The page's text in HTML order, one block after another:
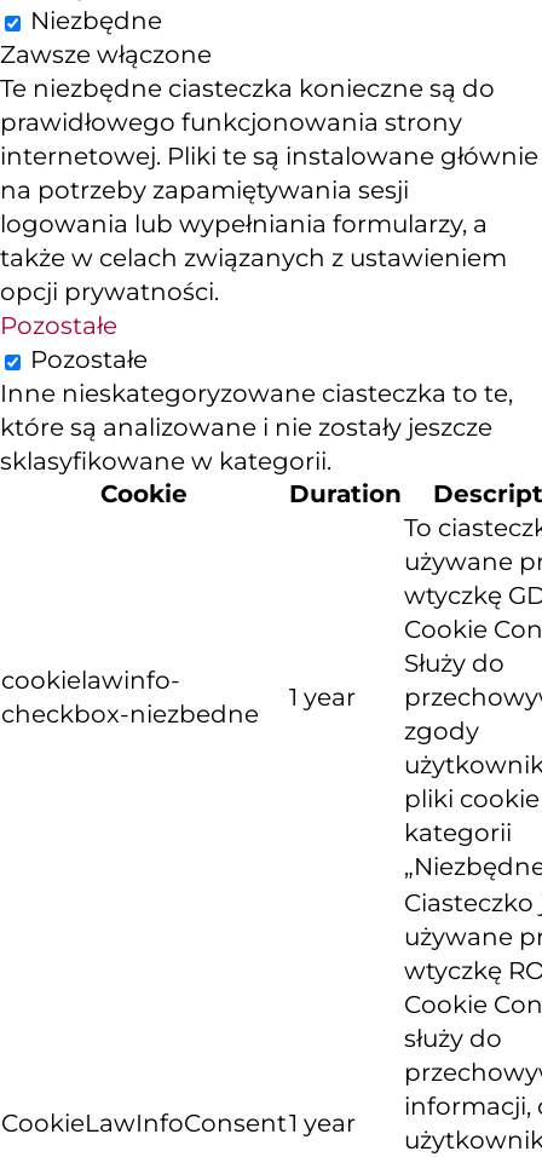
Niezbędne
Zawsze włączone
Te niezbędne ciasteczka konieczne są do
prawidłowego funkcjonowania strony
internetowej. Pliki te są instalowane głównie
na potrzeby zapamiętywania sesji
logowania lub wypełniania formularzy, a
także w celach związanych z ustawieniem
opcji prywatności.
Pozostałe
Pozostałe
Inne nieskategoryzowane ciasteczka to te,
które są analizowane i nie zostały jeszcze
sklasyfikowane w kategorii.
Cookie
Duration
cookielawinfo-
checkbox-niezbedne
1 year
To
używane
wtyczkę
Cookie
Służy do
zgody
pliki
kategorii
CookieLawInfoConsent1 year
Ciasteczko
używane
wtyczkę
Cookie
służy do
informacji,